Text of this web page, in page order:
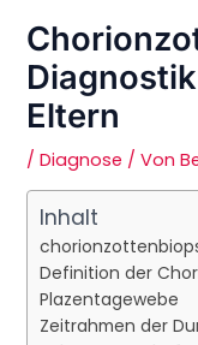
Eltern
/Diagnose / Von
Inhalt
Definition der
Plazentagewebe
Zeitrahmen der